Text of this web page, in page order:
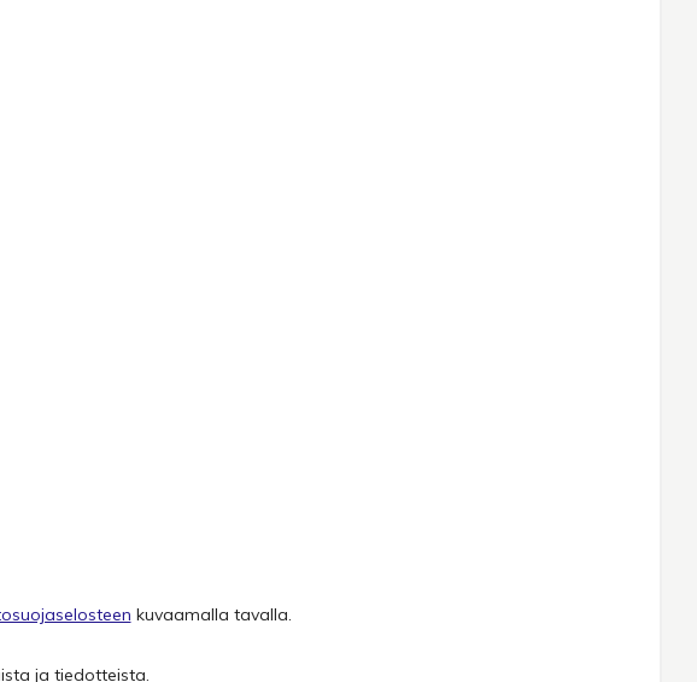
kuvaamalla tavalla.
ja tiedotteista.